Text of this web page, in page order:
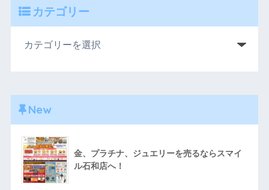
カテゴリー
New
金、プラチナ、ジュエリーを売るならスマイ
ル石和店へ！